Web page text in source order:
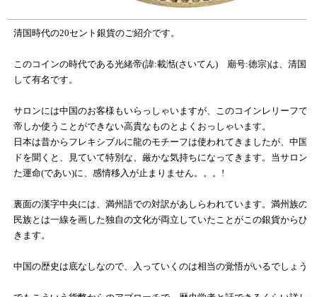
清国時代の20セント銀貨のご紹介です。
このコインの時代である光緒帝(諱:載湉(さいてん) 廟号:徳宗)は、清国
して有名です。
サロンには中国のお客様もいらっしゃいますが、このコインレリーフで
帝しか使うことができない高貴なものとよくおっしゃいます。
日本は昔からフレキシブルに龍のモチーフは使われてきましたが、中国
ドを聞くと、見ていて特別な、厳かな気持ちになってきます。当サロン
た運命(であい)に、感情移入が止まりません。。。!
裏面の漢字中央には、満州語での対訳があしらわれています。満州族の
民族とは一線を画した独自の文化が両立していたことがこの銀貨からひ
きます。
中国の歴史は底なしなので、入っていくのは相当の覚悟がいるでしょう。